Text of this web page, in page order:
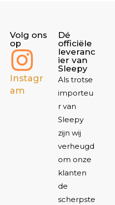
Volg ons
op
Instagr
am
Dé
officiële
leveranc
ier van
Sleepy
Als trotse
importeu
r van
Sleepy
zijn wij
verheugd
om onze
klanten
de
scherpste